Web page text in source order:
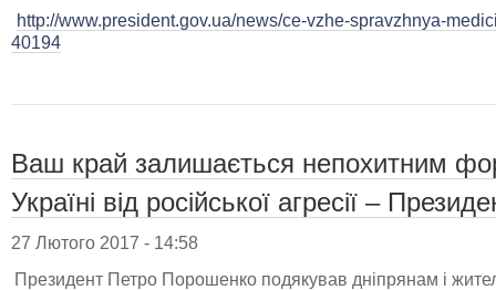
http://www.president.gov.ua/news/ce-vzhe-spravzhnya-
40194
Ваш край залишається непохитним
Україні від російської агресії –
27 Лютого 2017 - 14:58
Президент Петро Порошенко подякував дніпрянам і